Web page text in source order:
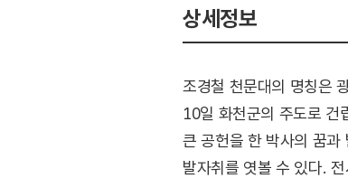
상세정보
조경철 천문대의 명칭은
10일 화천군의 주도로 건
큰 공헌을 한 박사의 꿈과
발자취를 엿볼 수 있다.